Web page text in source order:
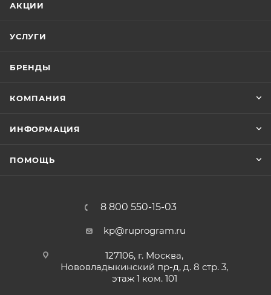
принтеров и других периферийных устройств.
АКЦИИ
УСЛУГИ
БРЕНДЫ
КОМПАНИЯ
ИНФОРМАЦИЯ
ПОМОЩЬ
8 800 550-15-03
kp@ruprogram.ru
127106, г. Москва,
Нововладыкинский пр-д, д. 8 стр. 3,
этаж 1 ком. 101